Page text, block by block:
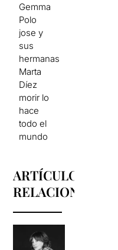
Gemma
Polo
jose y
sus
hermanas
Marta
Díez
morir lo
hace
todo el
mundo
ARTÍCULOS
RELACIONADOS